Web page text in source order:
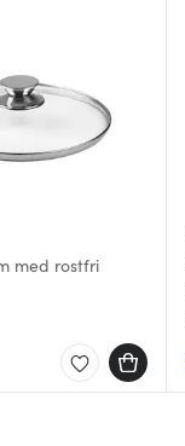
med rostfri